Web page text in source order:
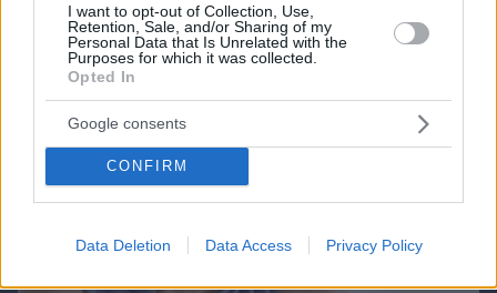
I want to opt-out of Collection, Use,
Retention, Sale, and/or Sharing of my
Personal Data that Is Unrelated with the
Purposes for which it was collected.
Opted In
Google consents
CONFIRM
Data Deletion Data Access Privacy Policy
Best of Network